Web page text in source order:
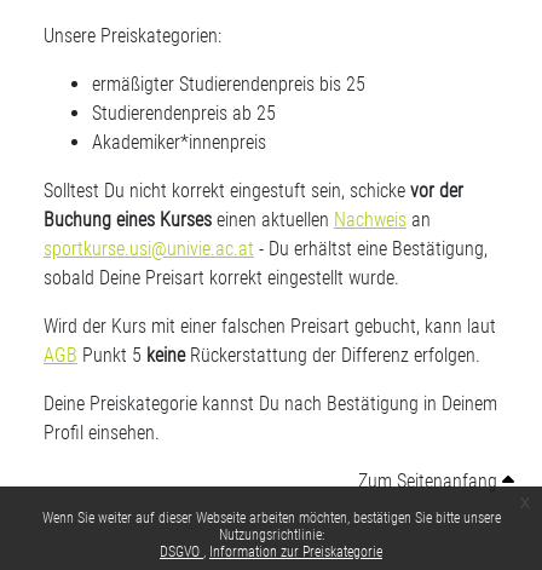
Wenn Sie weiter auf dieser Webseite arbeiten möchten, bestätigen Sie bitte unsere
Nutzungsrichtlinie:
DSGVO
Information zur Preiskategorie
Unsere Preiskategorien:
ermäßigter Studierendenpreis bis 25
Studierendenpreis ab 25
Akademiker*innenpreis
Solltest Du nicht korrekt eingestuft sein, schicke vor der
Buchung eines Kurses einen aktuellen Nachweisan
sportkurse.usi@univie.ac.at - Du erhältst eine Bestätigung,
sobald Deine Preisart korrekt eingestellt wurde.
Wird der Kurs mit einer falschen Preisart gebucht, kann laut
AGB Punkt 5 keine Rückerstattung der Differenz erfolgen.
Deine Preiskategorie kannst Du nach Bestätigung in Deinem
Profil einsehen.
Zum Seitenanfang